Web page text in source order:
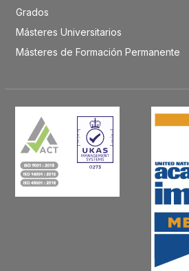
Grados
Másteres Universitarios
Másteres de Formación Permanente